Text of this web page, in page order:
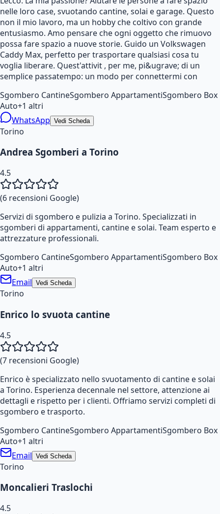
nelle loro case, svuotando cantine, solai e garage. Questo
non il mio lavoro, ma un hobby che coltivo con grande
entusiasmo. Amo pensare che ogni oggetto che rimuovo
possa fare spazio a nuove storie. Guido un Volkswagen
Caddy Max, perfetto per trasportare qualsiasi cosa tu
voglia liberare. Quest'attivit , per me, pi&ugrave; di un
semplice passatempo: un modo per connettermi con
Sgombero CantineSgombero AppartamentiSgombero Box
Auto+1 altri
WhatsApp Vedi Scheda
Torino
Andrea Sgomberi a Torino
4.5
(6 recensioni Google)
Servizi di sgombero e pulizia a Torino. Specializzati in
sgomberi di appartamenti, cantine e solai. Team esperto e
attrezzature professionali.
Sgombero CantineSgombero AppartamentiSgombero Box
Auto+1 altri
Email Vedi Scheda
Torino
Enrico lo svuota cantine
4.5
(7 recensioni Google)
Enrico è specializzato nello svuotamento di cantine e solai
a Torino. Esperienza decennale nel settore, attenzione ai
dettagli e rispetto per i clienti. Offriamo servizi completi di
sgombero e trasporto.
Sgombero CantineSgombero AppartamentiSgombero Box
Auto+1 altri
Email Vedi Scheda
Torino
Moncalieri Traslochi
4.5